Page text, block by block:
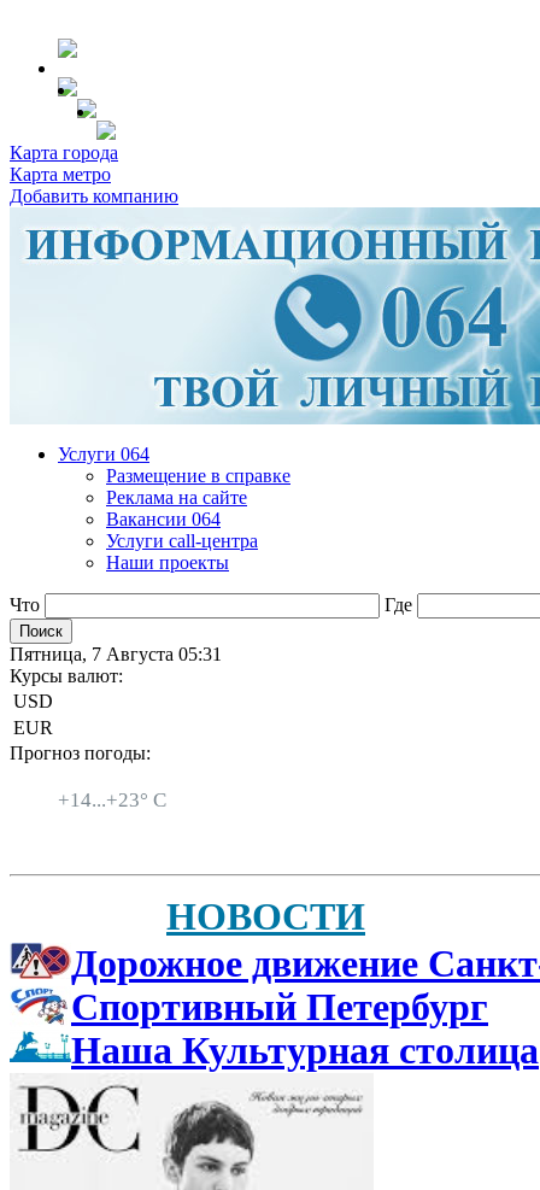
Карта города
Карта метро
Добавить компанию
Услуги 064
Размещение в справке
Реклама на сайте
Вакансии 064
Услуги call-центра
Наши проекты
Что Где
Пятница, 7 Августа 05:31
Курсы валют:
USD
EUR
Прогноз погоды:
+14...+23° C
НОВОСТИ
Дорожное движение
Спортивный Петербург
Наша Культурная столица